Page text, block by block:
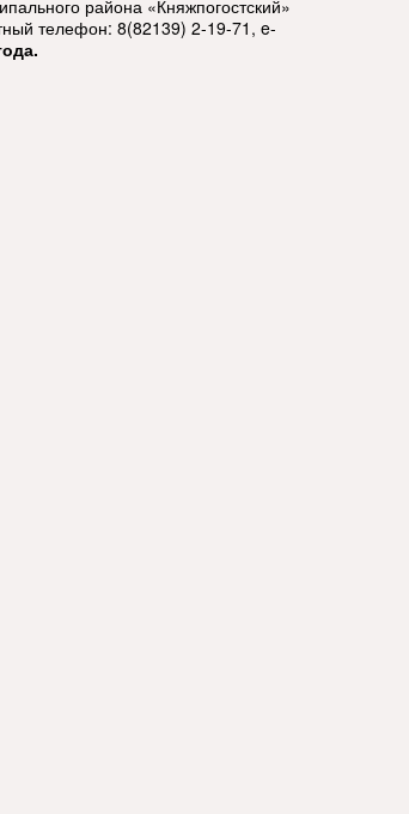
района «Княжпогостский»
телефон: 8(82139) 2-19-71, e-